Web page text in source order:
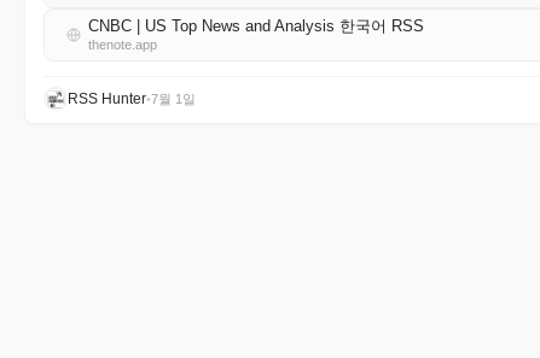
CNBC | US Top News and Analysis 한국어 RSS
thenote.app
RSS Hunter•7월 1일